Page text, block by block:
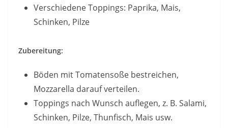
Verschiedene Toppings: Paprika, Mais,
Schinken, Pilze
Zubereitung:
Böden mit Tomatensoße bestreichen,
Mozzarella darauf verteilen.
Toppings nach Wunsch auflegen, z. B. Salami,
Schinken, Pilze, Thunfisch, Mais usw.